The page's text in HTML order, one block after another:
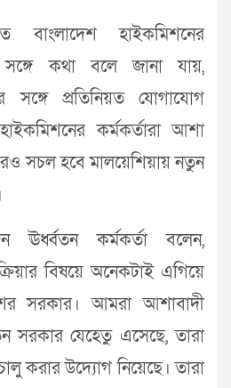
বাংলাদেশ হাইকমিশনের
সঙ্গে কথা বলে জানা যায়,
সঙ্গে প্রতিনিয়ত যোগাযোগ
কর্মকর্তারা আশা
সচল হবে মালয়েশিয়ায় নতুন
ঊর্ধ্বতন কর্মকর্তা বলেন,
বিষয়ে অনেকটাই এগিয়ে
সরকার। আমরা আশাবাদী
সরকার যেহেতু এসেছে, তারা
করার উদ্যোগ নিয়েছে। তারা